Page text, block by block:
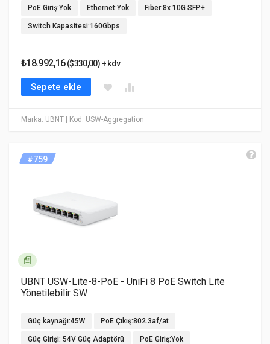
Marka: UBNT | Kod: USW-Aggregation
PoE Giriş:Yok Ethernet:Yok Fiber:8x 10G SFP+
Switch Kapasitesi:160Gbps
₺18.992,16($330,00) + kdv
Sepete ekle
#759
UBNT USW-Lite-8-PoE - UniFi 8 PoE Switch Lite
Yönetilebilir SW
Güç kaynağı:45W PoE Çıkış:802.3af/at
Güç Girişi: 54V Güç Adaptörü PoE Giriş:Yok